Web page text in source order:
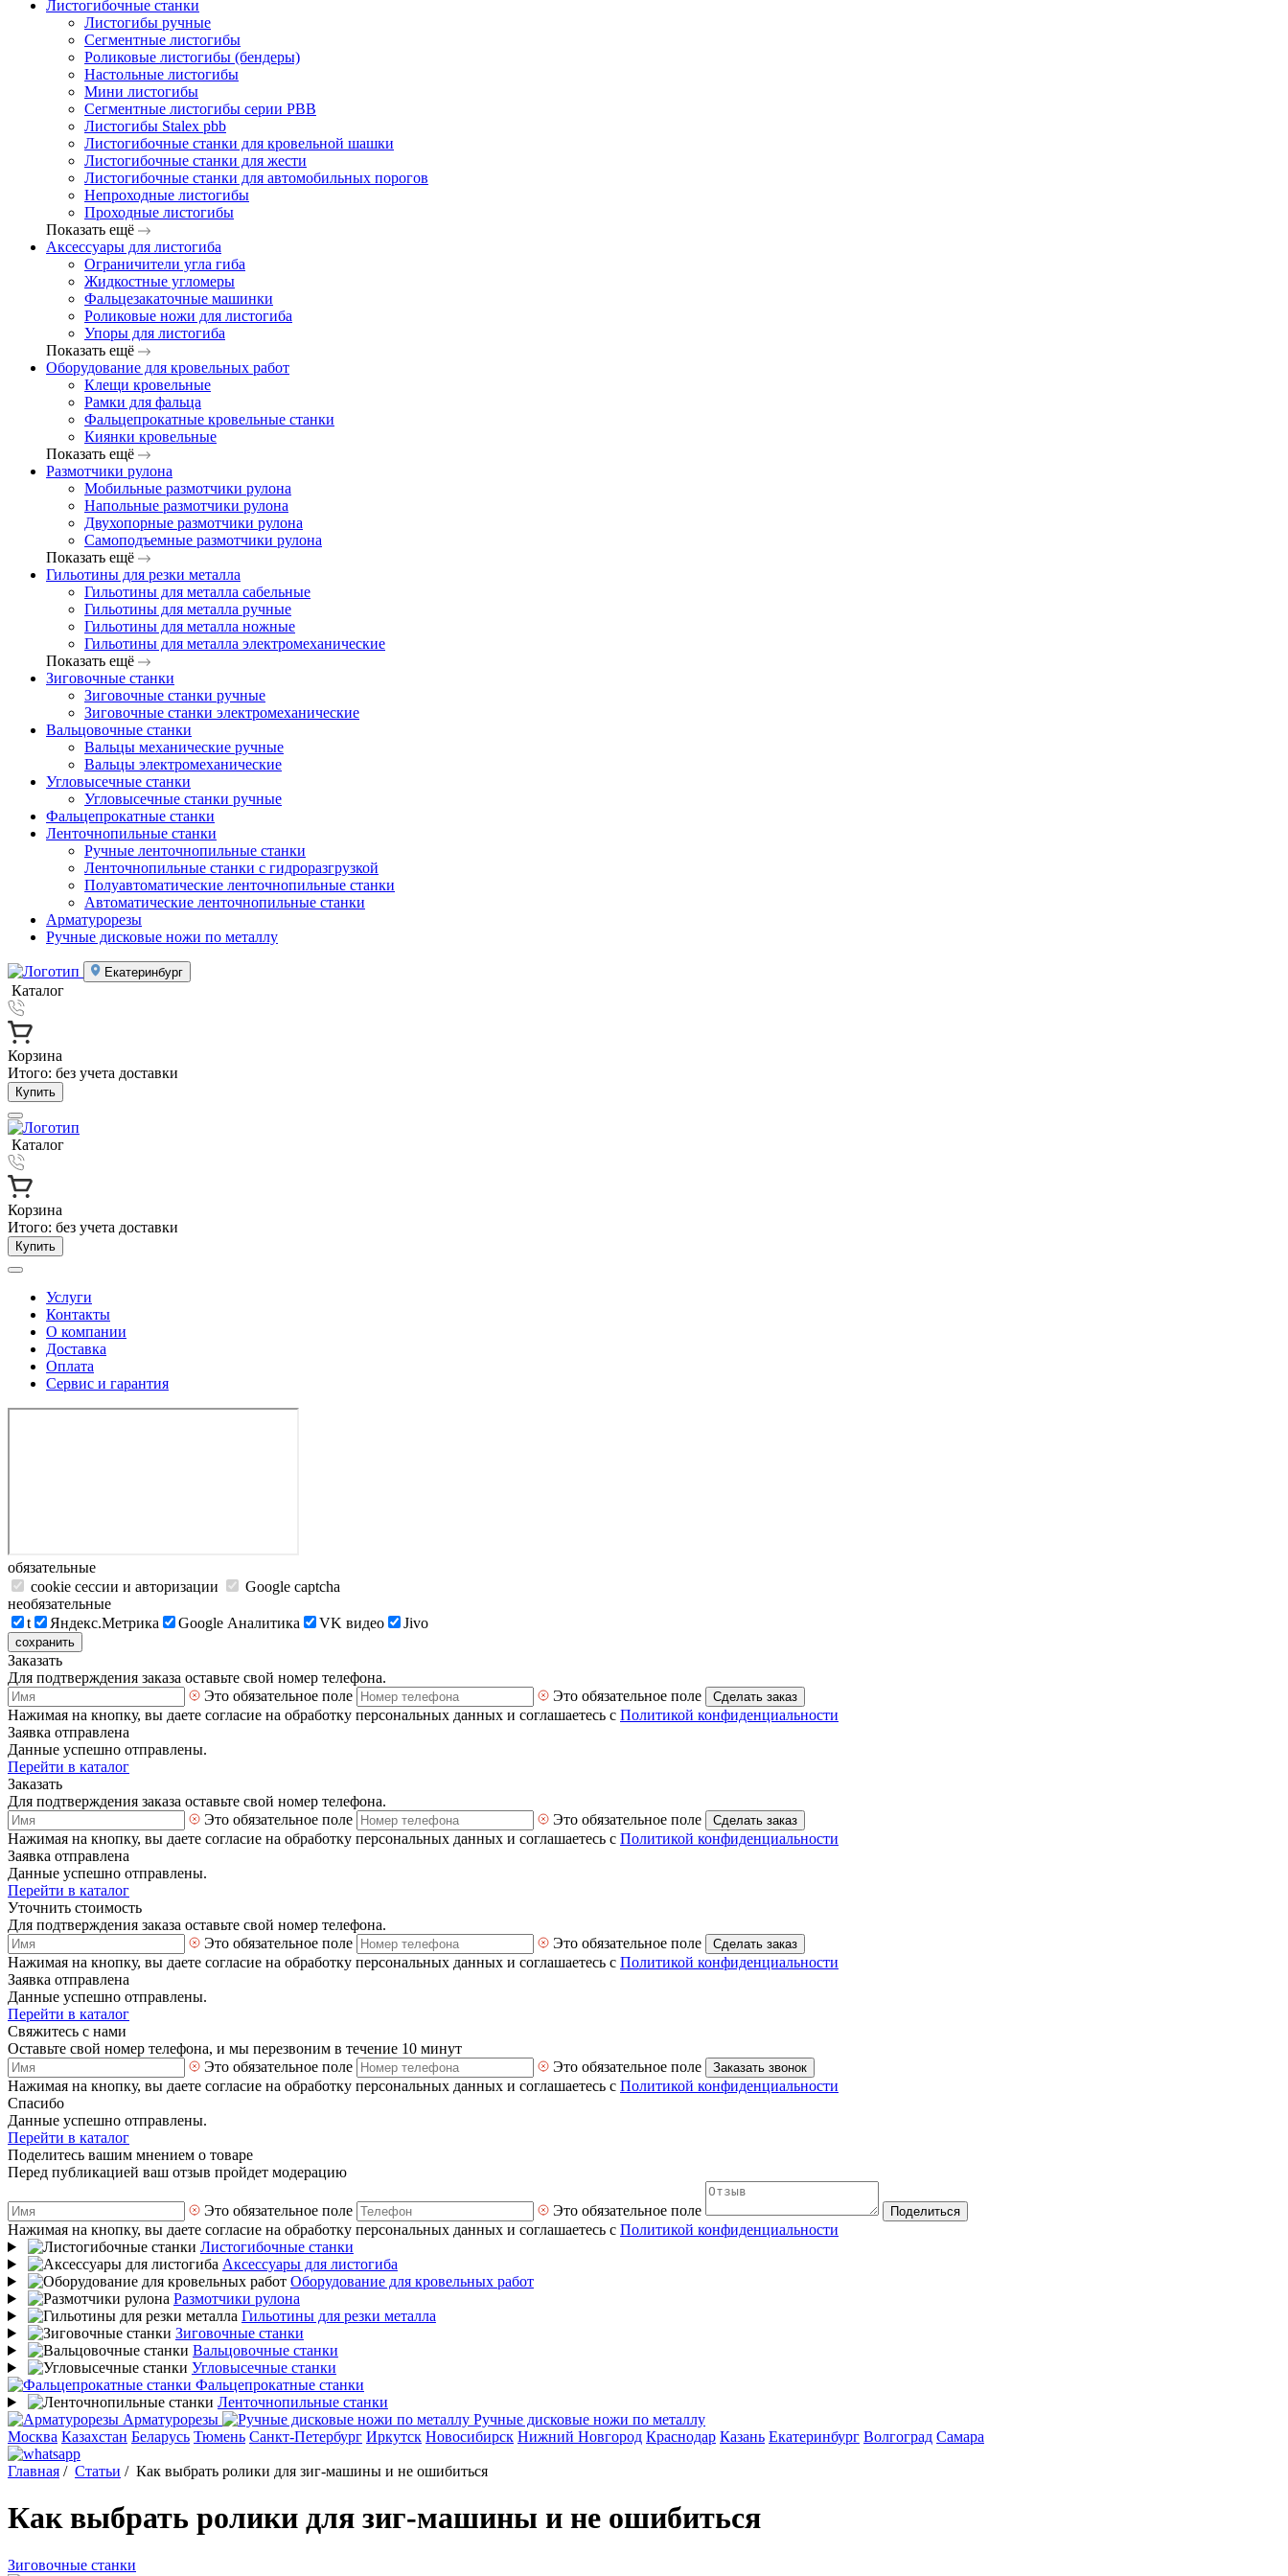
Листогибочные станки
Листогибы ручные
Сегментные листогибы
Роликовые листогибы (бендеры)
Настольные листогибы
Мини листогибы
Сегментные листогибы серии PBB
Листогибы Stalex pbb
Листогибочные станки для кровельной шашки
Листогибочные станки для жести
Листогибочные станки для автомобильных порогов
Непроходные листогибы
Проходные листогибы
Показать ещё
Аксессуары для листогиба
Ограничители угла гиба
Жидкостные угломеры
Фальцезакаточные машинки
Роликовые ножи для листогиба
Упоры для листогиба
Показать ещё
Оборудование для кровельных работ
Клещи кровельные
Рамки для фальца
Фальцепрокатные кровельные станки
Киянки кровельные
Показать ещё
Размотчики рулона
Мобильные размотчики рулона
Напольные размотчики рулона
Двухопорные размотчики рулона
Самоподъемные размотчики рулона
Показать ещё
Гильотины для резки металла
Гильотины для металла сабельные
Гильотины для металла ручные
Гильотины для металла ножные
Гильотины для металла электромеханические
Показать ещё
Зиговочные станки
Зиговочные станки ручные
Зиговочные станки электромеханические
Вальцовочные станки
Вальцы механические ручные
Вальцы электромеханические
Угловысечные станки
Угловысечные станки ручные
Фальцепрокатные станки
Ленточнопильные станки
Ручные ленточнопильные станки
Ленточнопильные станки с гидроразгрузкой
Полуавтоматические ленточнопильные станки
Автоматические ленточнопильные станки
Арматурорезы
Ручные дисковые ножи по металлу
Екатеринбург
Каталог
Корзина
Итого: без учета доставки
Купить
Каталог
Корзина
Итого: без учета доставки
Купить
Услуги
Контакты
О компании
Доставка
Оплата
Сервис и гарантия
обязательные
cookie сессии и авторизации
Google captcha
необязательные
t
Яндекс.Метрика Google Аналитика VK видео Jivo
сохранить
Заказать
Для подтверждения заказа оставьте свой номер телефона.
Это обязательное поле
Это обязательное поле Сделать заказ
Нажимая на кнопку, вы даете согласие на обработку персональных данных и соглашаетесь с Политикой конфиденциальности
Заявка отправлена
Данные успешно отправлены.
Перейти в каталог
Заказать
Для подтверждения заказа оставьте свой номер телефона.
Это обязательное поле
Это обязательное поле Сделать заказ
Нажимая на кнопку, вы даете согласие на обработку персональных данных и соглашаетесь с Политикой конфиденциальности
Заявка отправлена
Данные успешно отправлены.
Перейти в каталог
Уточнить стоимость
Для подтверждения заказа оставьте свой номер телефона.
Это обязательное поле
Это обязательное поле Сделать заказ
Нажимая на кнопку, вы даете согласие на обработку персональных данных и соглашаетесь с Политикой конфиденциальности
Заявка отправлена
Данные успешно отправлены.
Перейти в каталог
Свяжитесь с нами
Оставьте свой номер телефона, и мы перезвоним в течение 10 минут
Это обязательное поле
Это обязательное поле Заказать звонок
Нажимая на кнопку, вы даете согласие на обработку персональных данных и соглашаетесь с Политикой конфиденциальности
Спасибо
Данные успешно отправлены.
Перейти в каталог
Поделитесь вашим мнением о товаре
Перед публикацией ваш отзыв пройдет модерацию
Это обязательное поле Это обязательное поле Поделиться
Нажимая на кнопку, вы даете согласие на обработку персональных данных и соглашаетесь с Политикой конфиденциальности
Листогибочные станки
Аксессуары для листогиба
Оборудование для кровельных работ
Размотчики рулона
Гильотины для резки металла
Зиговочные станки
Вальцовочные станки
Угловысечные станки
Фальцепрокатные станки
Ленточнопильные станки
Арматурорезы
Ручные дисковые ножи по металлу
Москва Казахстан Беларусь Тюмень Санкт-Петербург Иркутск Новосибирск Нижний Новгород Краснодар Казань Екатеринбург Волгоград Самара
Главная / Статьи / Как выбрать ролики для зиг-машины и не ошибиться
Как выбрать ролики для зиг-машины и не ошибиться
Зиговочные станки